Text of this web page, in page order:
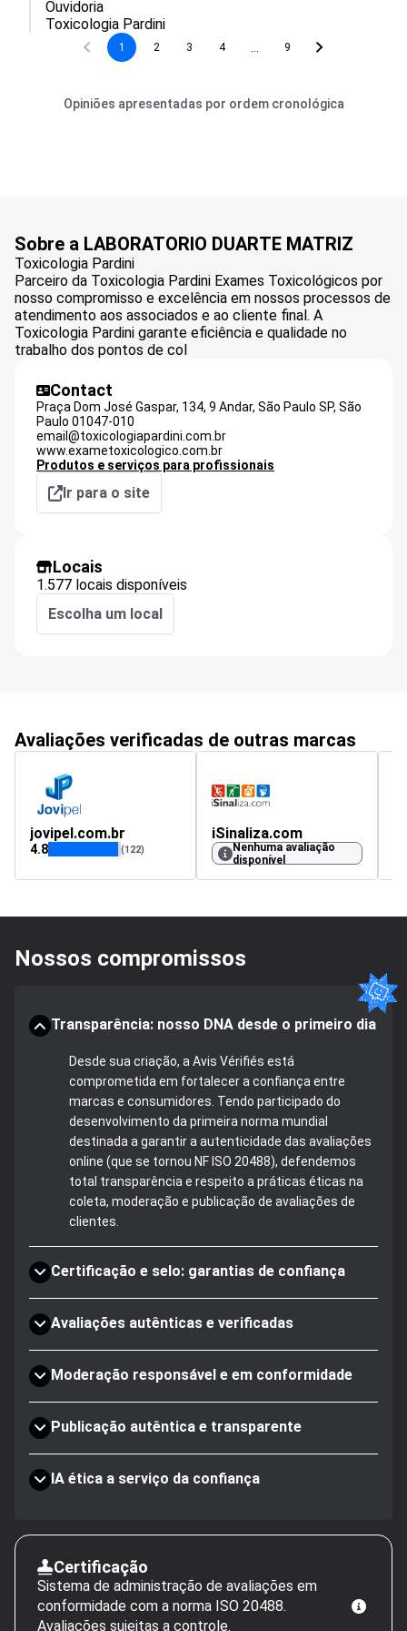
Ouvidoria
Toxicologia Pardini
1 2 3 4 9
Opiniões apresentadas por ordem cronológica
Sobre a LABORATORIO DUARTE MATRIZ
Toxicologia Pardini
Parceiro da Toxicologia Pardini Exames Toxicológicos por
nosso compromisso e excelência em nossos processos de
atendimento aos associados e ao cliente final. A
Toxicologia Pardini garante eficiência e qualidade no
trabalho dos pontos de col
Contact
Praça Dom José Gaspar, 134, 9 Andar, São Paulo SP, São
Paulo 01047-010
email@toxicologiapardini.com.br
www.exametoxicologico.com.br
Produtos e serviços para profissionais
Ir para o site
Locais
1.577 locais disponíveis
Escolha um local
Avaliações verificadas de outras marcas
jovipel.com.br
4.8 (122)
iSinaliza.com
Nenhuma avaliação
disponível
Nossos compromissos
Transparência: nosso DNA desde o primeiro dia
Desde sua criação, a Avis Vérifiés está
comprometida em fortalecer a confiança entre
marcas e consumidores. Tendo participado do
desenvolvimento da primeira norma mundial
destinada a garantir a autenticidade das avaliações
online (que se tornou NF ISO 20488), defendemos
total transparência e respeito a práticas éticas na
coleta, moderação e publicação de avaliações de
clientes.
Certificação e selo: garantias de confiança
Avaliações autênticas e verificadas
Moderação responsável e em conformidade
Publicação autêntica e transparente
IA ética a serviço da confiança
Certificação
Sistema de administração de avaliações em
conformidade com a norma ISO 20488.
Avaliações sujeitas a controle.